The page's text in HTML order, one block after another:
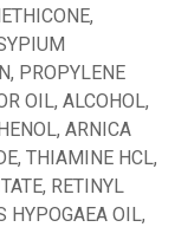
PROPYLENE
OIL, ALCOHOL,
ARNICA
THIAMINE HCL,
RETINYL
HYPOGAEA OIL,